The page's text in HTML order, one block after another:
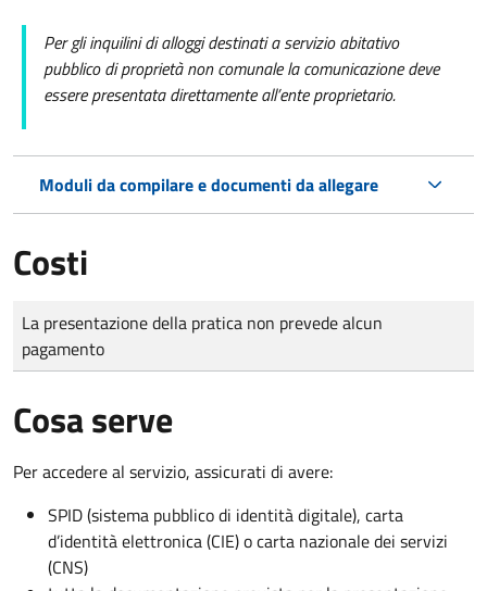
Per gli inquilini di alloggi destinati a servizio abitativo
pubblicodi proprietà non comunale la comunicazione deve
essere presentata direttamente all’ente proprietario.
Moduli da compilare e documenti da allegare
Costi
Tipo di pagamento
Importo
La presentazione della pratica non prevede alcun
pagamento
Cosa serve
Per accedere al servizio, assicurati di avere:
SPID (sistema pubblico di identità digitale), carta
d’identità elettronica (CIE) o carta nazionale dei servizi
(CNS)